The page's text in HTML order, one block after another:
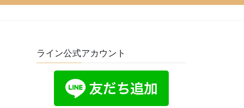
ライン公式アカウント